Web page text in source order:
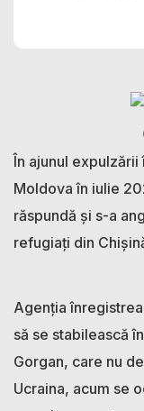
În ajunul expulzării
Moldova în iulie
răspundă și s-a
refugiați din
Agenția
să se stabilească
Gorgan, care nu
Ucraina, acum se